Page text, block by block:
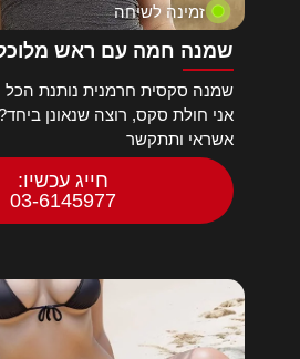
זמינה לשיחה
שמנה חמה עם ראש
שמנה סקסית חרמנית נותנת הכל
אני חולת סקס, רוצה שנאונן
אשראי ותתקשר
חייג עכשיו:
03-6145977